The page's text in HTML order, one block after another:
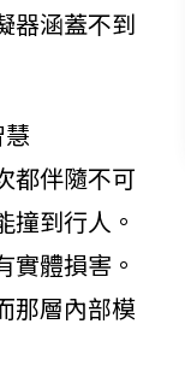
器涵蓋不到
都伴隨不可
到行人。
體損害。
那層內部模